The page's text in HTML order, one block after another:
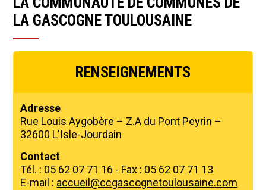
LA GASCOGNE TOULOUSAINE
RENSEIGNEMENTS
Adresse
Rue Louis Aygobère – Z.A du Pont Peyrin –
32600 L'Isle-Jourdain
Contact
Tél. : 05 62 07 71 16 - Fax : 05 62 07 71 13
E-mail : accueil@ccgascognetoulousaine.com